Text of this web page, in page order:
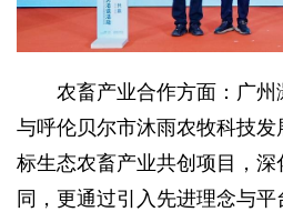
农畜产业合作方面：广州
与呼伦贝尔市沐雨农牧科技
标生态农畜产业共创项目，
同，更通过引入先进理念与